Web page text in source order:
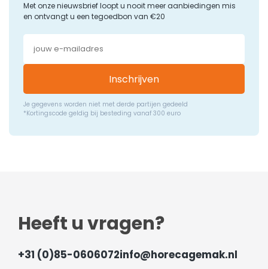
Met onze nieuwsbrief loopt u nooit meer aanbiedingen mis
en ontvangt u een tegoedbon van €20
Inschrijven
Je gegevens worden niet met derde partijen gedeeld
*Kortingscode geldig bij besteding vanaf 300 euro
Heeft u vragen?
+31 (0)85-0606072info@horecagemak.nl